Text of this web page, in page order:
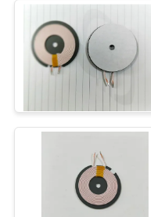
ขอ
ใบ
ราคา